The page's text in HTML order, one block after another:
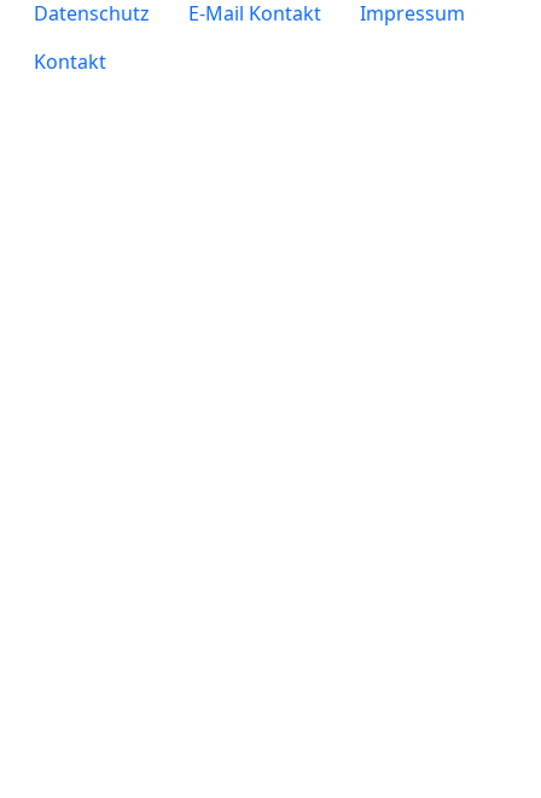
Datenschutz E-Mail Kontakt
Impressum
Kontakt